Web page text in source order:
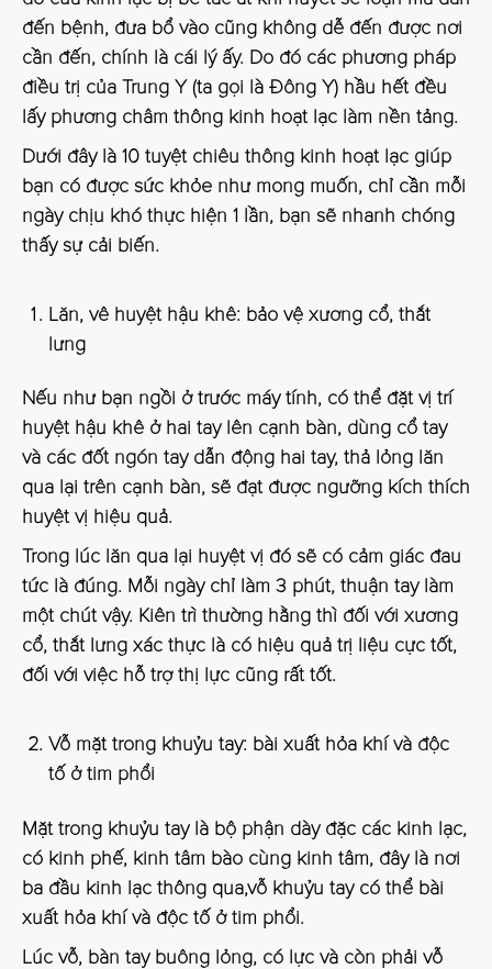
đến bệnh, đưa bổ vào cũng không dễ đến được nơi
cần đến, chính là cái lý ấy. Do đó các phương pháp
điều trị của Trung Y (ta gọi là Đông Y) hầu hết đều
lấy phương châm thông kinh hoạt lạc làm nền tảng.
Dưới đây là 10 tuyệt chiêu thông kinh hoạt lạc giúp
bạn có được sức khỏe như mong muốn, chỉ cần mỗi
ngày chịu khó thực hiện 1 lần, bạn sẽ nhanh chóng
thấy sự cải biến.
Lăn, vê huyệt hậu khê: bảo vệ xương cổ, thắt
lưng
Nếu như bạn ngồi ở trước máy tính, có thể đặt vị trí
huyệt hậu khê ở hai tay lên cạnh bàn, dùng cổ tay
và các đốt ngón tay dẫn động hai tay, thả lỏng lăn
qua lại trên cạnh bàn, sẽ đạt được ngưỡng kích thích
huyệt vị hiệu quả.
Trong lúc lăn qua lại huyệt vị đó sẽ có cảm giác đau
tức là đúng. Mỗi ngày chỉ làm 3 phút, thuận tay làm
một chút vậy. Kiên trì thường hằng thì đối với xương
cổ, thắt lưng xác thực là có hiệu quả trị liệu cực tốt,
đối với việc hỗ trợ thị lực cũng rất tốt.
Vỗ mặt trong khuỷu tay: bài xuất hỏa khí và độc
tố ở tim phổi
Mặt trong khuỷu tay là bộ phận dày đặc các kinh lạc,
có kinh phế, kinh tâm bào cùng kinh tâm, đây là nơi
ba đầu kinh lạc thông qua,vỗ khuỷu tay có thể bài
xuất hỏa khí và độc tố ở tim phổi.
Lúc vỗ, bàn tay buông lỏng, có lực và còn phải vỗ